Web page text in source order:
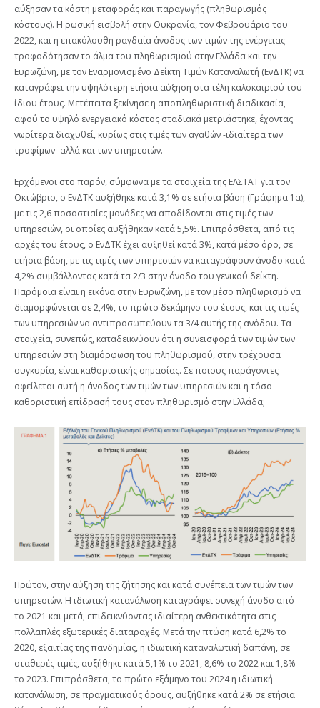
αύξησαν τα κόστη μεταφοράς και παραγωγής (πληθωρισμός
κόστους). Η ρωσική εισβολή στην Ουκρανία, τον Φεβρουάριο του
2022, και η επακόλουθη ραγδαία άνοδος των τιμών της ενέργειας
τροφοδότησαν το άλμα του πληθωρισμού στην Ελλάδα και την
Ευρωζώνη, με τον Εναρμονισμένο Δείκτη Τιμών Καταναλωτή (ΕνΔΤΚ) να
καταγράφει την υψηλότερη ετήσια αύξηση στα τέλη καλοκαιριού του
ίδιου έτους. Μετέπειτα ξεκίνησε η αποπληθωριστική διαδικασία,
αφού το υψηλό ενεργειακό κόστος σταδιακά μετριάστηκε, έχοντας
νωρίτερα διαχυθεί, κυρίως στις τιμές των αγαθών -ιδιαίτερα των
τροφίμων- αλλά και των υπηρεσιών.
Ερχόμενοι στο παρόν, σύμφωνα με τα στοιχεία της ΕΛΣΤΑΤ για τον
Οκτώβριο, ο ΕνΔΤΚ αυξήθηκε κατά 3,1% σε ετήσια βάση (Γράφημα 1α),
με τις 2,6 ποσοστιαίες μονάδες να αποδίδονται στις τιμές των
υπηρεσιών, οι οποίες αυξήθηκαν κατά 5,5%. Επιπρόσθετα, από τις
αρχές του έτους, ο ΕνΔΤΚ έχει αυξηθεί κατά 3%, κατά μέσο όρο, σε
ετήσια βάση, με τις τιμές των υπηρεσιών να καταγράφουν άνοδο κατά
4,2% συμβάλλοντας κατά τα 2/3 στην άνοδο του γενικού δείκτη.
Παρόμοια είναι η εικόνα στην Ευρωζώνη, με τον μέσο πληθωρισμό να
διαμορφώνεται σε 2,4%, το πρώτο δεκάμηνο του έτους, και τις τιμές
των υπηρεσιών να αντιπροσωπεύουν τα 3/4 αυτής της ανόδου. Τα
στοιχεία, συνεπώς, καταδεικνύουν ότι η συνεισφορά των τιμών των
υπηρεσιών στη διαμόρφωση του πληθωρισμού, στην τρέχουσα
συγκυρία, είναι καθοριστικής σημασίας. Σε ποιους παράγοντες
οφείλεται αυτή η άνοδος των τιμών των υπηρεσιών και η τόσο
καθοριστική επίδρασή τους στον πληθωρισμό στην Ελλάδα;
Πρώτον, στην αύξηση της ζήτησης και κατά συνέπεια των τιμών των
υπηρεσιών. Η ιδιωτική κατανάλωση καταγράφει συνεχή άνοδο από
το 2021 και μετά, επιδεικνύοντας ιδιαίτερη ανθεκτικότητα στις
πολλαπλές εξωτερικές διαταραχές. Μετά την πτώση κατά 6,2% το
2020, εξαιτίας της πανδημίας, η ιδιωτική καταναλωτική δαπάνη, σε
σταθερές τιμές, αυξήθηκε κατά 5,1% το 2021, 8,6% το 2022 και 1,8%
το 2023. Επιπρόσθετα, το πρώτο εξάμηνο του 2024 η ιδιωτική
κατανάλωση, σε πραγματικούς όρους, αυξήθηκε κατά 2% σε ετήσια